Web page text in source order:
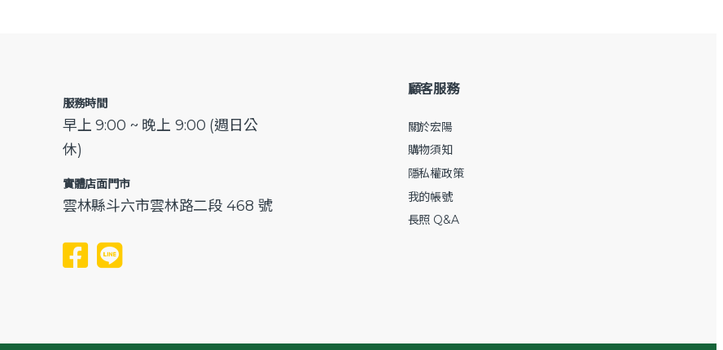
服務時間
早上 9:00 ~ 晚上 9:00 (週日公
休)
實體店面門市
雲林縣斗六市雲林路二段 468 號
顧客服務
關於宏陽
購物須知
隱私權政策
我的帳號
長照 Q&A